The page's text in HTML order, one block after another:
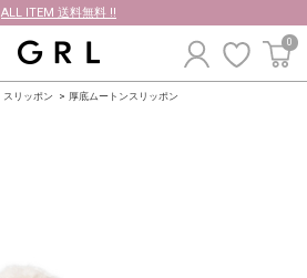
ALL ITEM 送料無料 !!
0
スリッポン 厚底ムートンスリッポン